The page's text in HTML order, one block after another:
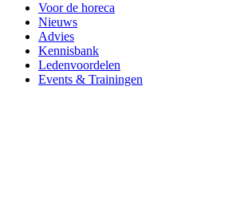
Voor de horeca
Nieuws
Advies
Kennisbank
Ledenvoordelen
Events & Trainingen